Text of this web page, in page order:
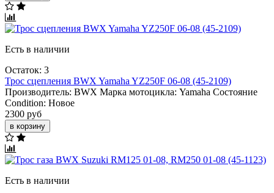
Есть в наличии
Остаток: 3
Трос сцепления BWX Yamaha YZ250F 06-08 (45-2109)
Производитель: BWX Марка мотоцикла: Yamaha Состояние
Condition: Новое
2300 руб
в корзину
Есть в наличии